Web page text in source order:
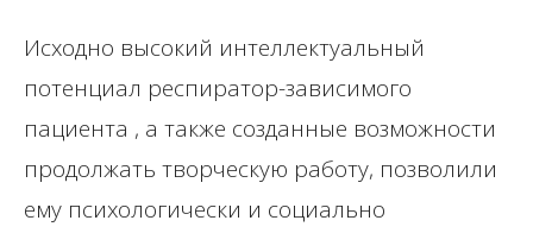
Исходно высокий интеллектуальный
потенциал респиратор-зависимого
пациента , а также созданные возможности
продолжать творческую работу, позволили
ему психологически и социально